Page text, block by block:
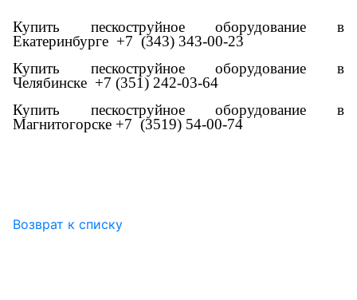
Купить пескоструйное оборудование в
Екатеринбурге +7 (343) 343-00-23
Купить пескоструйное оборудование в
Челябинске +7 (351) 242-03-64
Купить пескоструйное оборудование в
Магнитогорске +7 (3519) 54-00-74
Возврат к списку